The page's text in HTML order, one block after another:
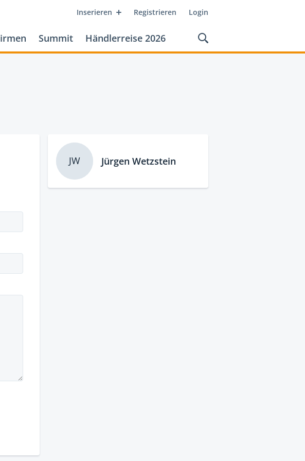
Inserieren Registrieren Login
Summit Händlerreise 2026
JW Jürgen Wetzstein